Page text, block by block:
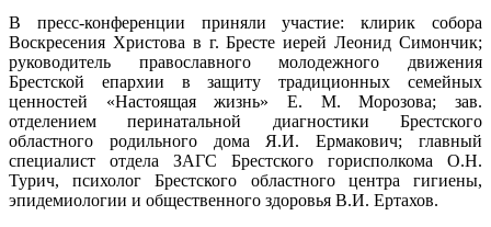
В пресс-конференции приняли участие: клирик собора
Воскресения Христова в г. Бресте иерей Леонид Симончик;
руководитель православного молодежного движения
Брестской епархии в защиту традиционных семейных
ценностей «Настоящая жизнь» Е. М. Морозова; зав.
отделением перинатальной диагностики Брестского
областного родильного дома Я.И. Ермакович; главный
специалист отдела ЗАГС Брестского горисполкома О.Н.
Турич, психолог Брестского областного центра гигиены,
эпидемиологии и общественного здоровья В.И. Ертахов.